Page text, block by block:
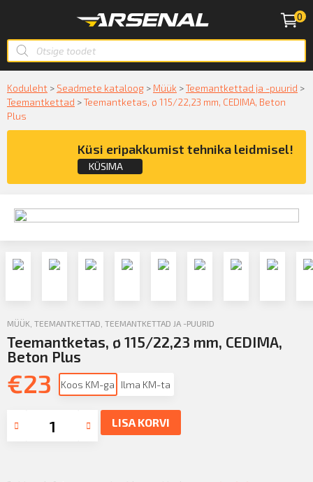
0
Koduleht > Seadmete kataloog > Müük >Teemantkettad ja -puurid >
Teemantkettad >Teemantketas, ø 115/22,23 mm, CEDIMA, Beton
Plus
Küsi eripakkumist tehnika leidmisel!
KÜSIMA
MÜÜK TEEMANTKETTAD TEEMANTKETTAD JA -PUURID
Teemantketas, ø 115/22,23 mm, CEDIMA,
Beton Plus
€23 Koos KM-ga Ilma KM-ta
LISA KORVI